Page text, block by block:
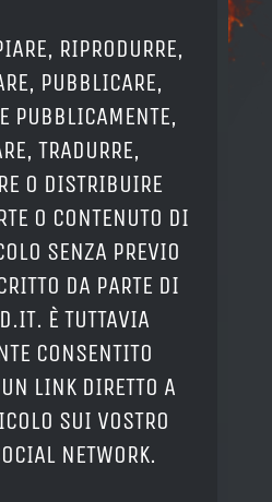
RIPRODURRE,
PUBBLICARE,
PUBBLICAMENTE,
TRADURRE,
O DISTRIBUIRE
O CONTENUTO DI
SENZA PREVIO
DA PARTE DI
È TUTTAVIA
CONSENTITO
LINK DIRETTO A
SUI VOSTRO
NETWORK.